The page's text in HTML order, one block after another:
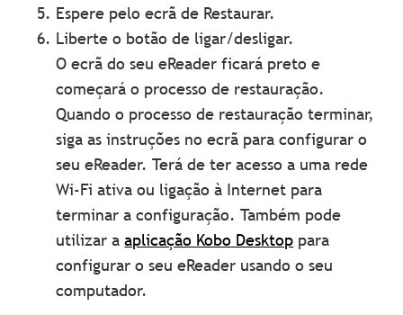
Espere pelo ecrã de Restaurar.
Liberte o botão de ligar/desligar.
O ecrã do seu eReader ficará preto e
começará o processo de restauração.
Quando o processo de restauração terminar,
siga as instruções no ecrã para configurar o
seu eReader. Terá de ter acesso a uma rede
Wi-Fi ativa ou ligação à Internet para
terminar a configuração. Também pode
utilizar aaplicação Kobo Desktop para
configurar o seu eReader usando o seu
computador.